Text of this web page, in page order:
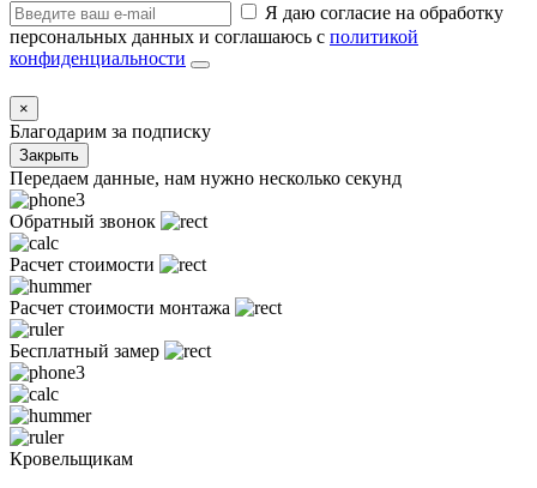
Я даю согласие на обработку
персональных данных и соглашаюсь с политикой
конфиденциальности
×
Благодарим за подписку
Закрыть
Передаем данные, нам нужно несколько секунд
Обратный звонок
Расчет стоимости
Расчет стоимости монтажа
Бесплатный замер
Кровельщикам